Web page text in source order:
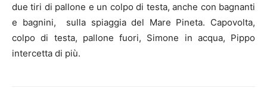
due tiri di pallone e un colpo di testa, anche con bagnanti
e bagnini, sulla spiaggia del Mare Pineta. Capovolta,
colpo di testa, pallone fuori, Simone in acqua, Pippo
intercetta di più.